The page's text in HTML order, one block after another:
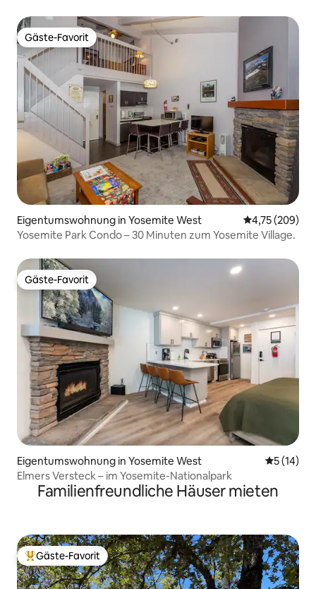
Gäste-Favorit
Gäste-Favorit
Eigentumswohnung in Yosemite West
4,75 (209)
Yosemite Park Condo – 30 Minuten zum Yosemite Village.
Gäste-Favorit
Gäste-Favorit
Eigentumswohnung in Yosemite West
5 (14)
Elmers Versteck – im Yosemite-Nationalpark
Familienfreundliche Häuser mieten
Beliebter Gäste-Favorit.
Gäste-Favorit